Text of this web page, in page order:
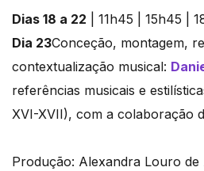
Dias 18 a 22 | 11h45 | 15h45 |
Dia 23Conceção, montagem,
contextualização musical:
referências musicais e
XVI-XVII), com a colaboração
Produção: Alexandra Louro de